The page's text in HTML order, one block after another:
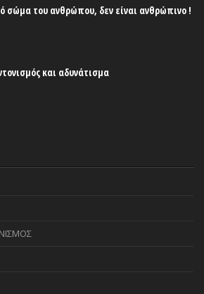
σώμα του ανθρώπου, δεν είναι ανθρώπινο !
και αδυνάτισμα